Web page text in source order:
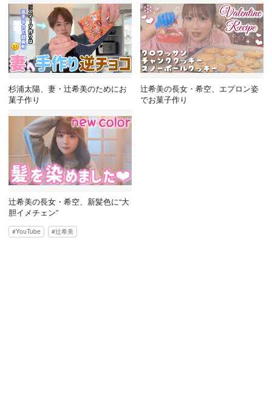
杉浦太陽、妻・辻希美のためにお
菓子作り
辻希美の長女・希空、エプロン姿
でお菓子作り
辻希美の長女・希空、新髪色に“大
胆イメチェン”
YouTube 辻希美